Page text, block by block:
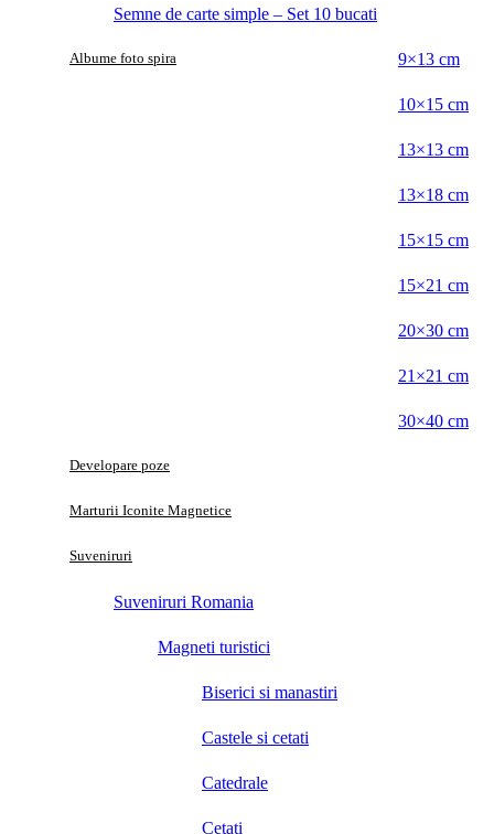
Semne de carte simple – Set 10 bucati
Albume foto spira 9×13 cm
10×15 cm
13×13 cm
13×18 cm
15×15 cm
15×21 cm
20×30 cm
21×21 cm
30×40 cm
Developare poze
Marturii Iconite Magnetice
Suveniruri
Suveniruri Romania
Magneti turistici
Biserici si manastiri
Castele si cetati
Catedrale
Cetati